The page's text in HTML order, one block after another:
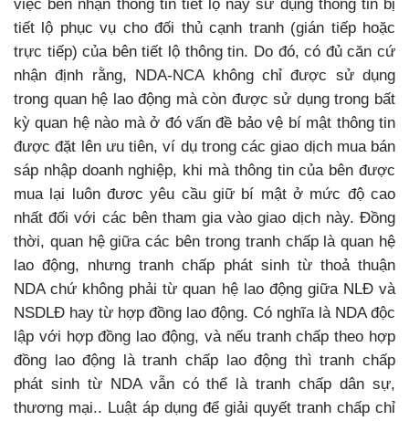
việc bên nhận thông tin tiết lộ này sử dụng thông tin bị
tiết lộ phục vụ cho đối thủ cạnh tranh (gián tiếp hoặc
trực tiếp) của bên tiết lộ thông tin. Do đó, có đủ căn cứ
nhận định rằng, NDA-NCA không chỉ được sử dụng
trong quan hệ lao động mà còn được sử dụng trong bất
kỳ quan hệ nào mà ở đó vấn đề bảo vệ bí mật thông tin
được đặt lên ưu tiên, ví dụ trong các giao dịch mua bán
sáp nhập doanh nghiệp, khi mà thông tin của bên được
mua lại luôn đươc yêu cầu giữ bí mật ở mức độ cao
nhất đối với các bên tham gia vào giao dịch này. Đồng
thời, quan hệ giữa các bên trong tranh chấp là quan hệ
lao động, nhưng tranh chấp phát sinh từ thoả thuận
NDA chứ không phải từ quan hệ lao động giữa NLĐ và
NSDLĐ hay từ hợp đồng lao động. Có nghĩa là NDA độc
lập với hợp đồng lao động, và nếu tranh chấp theo hợp
đồng lao động là tranh chấp lao động thì tranh chấp
phát sinh từ NDA vẫn có thể là tranh chấp dân sự,
thương mại.. Luật áp dụng để giải quyết tranh chấp chỉ